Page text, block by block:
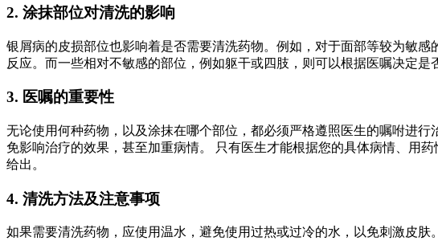
2. 涂抹部位对清洗的影响
银屑病的皮损部位也影响着是否需要清洗药物。例如，对于面部等较为敏
反应。而一些相对不敏感的部位，例如躯干或四肢，则可以根据医嘱决定
3. 医嘱的重要性
无论使用何种药物，以及涂抹在哪个部位，都必须严格遵照医生的嘱咐进
免影响治疗的效果，甚至加重病情。 只有医生才能根据您的具体病情、用
给出。
4. 清洗方法及注意事项
如果需要清洗药物，应使用温水，避免使用过热或过冷的水，以免刺激皮